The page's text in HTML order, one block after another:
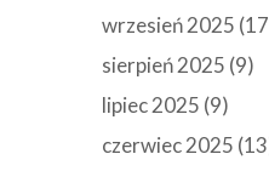
wrzesień 2025
sierpień 2025 (9)
lipiec 2025 (9)
czerwiec 2025